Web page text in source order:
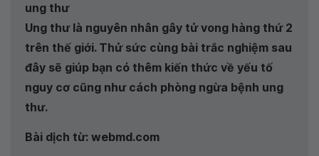
ung thư
Ung thư là nguyên nhân gây tử vong hàng thứ 2
trên thế giới. Thử sức cùng bài trắc nghiệm sau
đây sẽ giúp bạn có thêm kiến thức về yếu tố
nguy cơ cũng như cách phòng ngừa bệnh ung
thư.
Bài dịch từ: webmd.com